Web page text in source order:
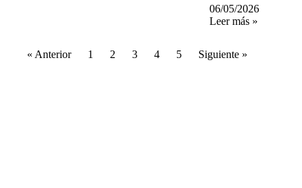
06/05/2026
Leer más »
« Anterior 1 2 3 4 5 Siguiente »